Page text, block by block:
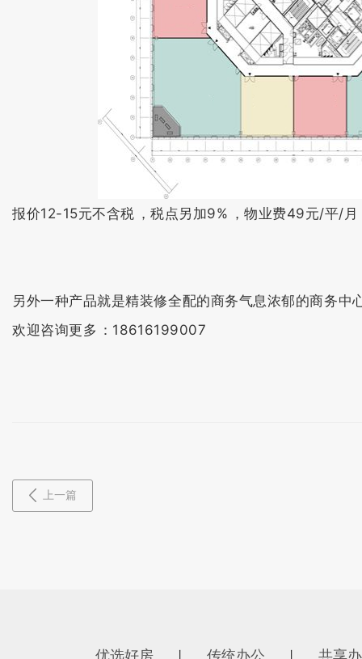
报价12-15元不含税，税点另加9%，物业费49元/平/月
另外一种产品就是精装修全配的商务气息浓郁的商务中心
欢迎咨询更多：18616199007
上一篇
优选好房 传统办公 共享